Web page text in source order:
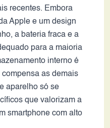
recentes. Embora
Apple e um design
a bateria fraca e a
para a maioria
interno é
as demais
aparelho só se
que valorizam a
smartphone com alto